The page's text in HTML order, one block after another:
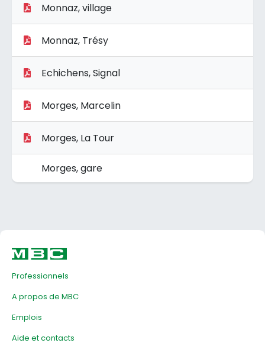
Monnaz, village
Monnaz, Trésy
Echichens, Signal
Morges, Marcelin
Morges, La Tour
Morges, gare
Professionnels
A propos de MBC
Emplois
Aide et contacts